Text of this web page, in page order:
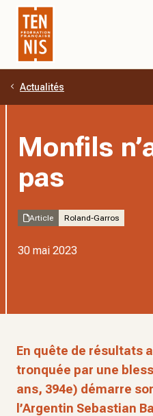
Aller au contenu principal
Actualités
Monfils
pas
Article Roland-Garros
30 mai 2023
En quête de résultats
tronquée par une
ans, 394e) démarre
l’Argentin Sebastian